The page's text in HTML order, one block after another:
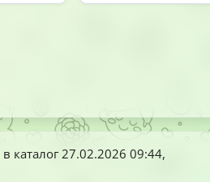
каталог27.02.2026 09:44,